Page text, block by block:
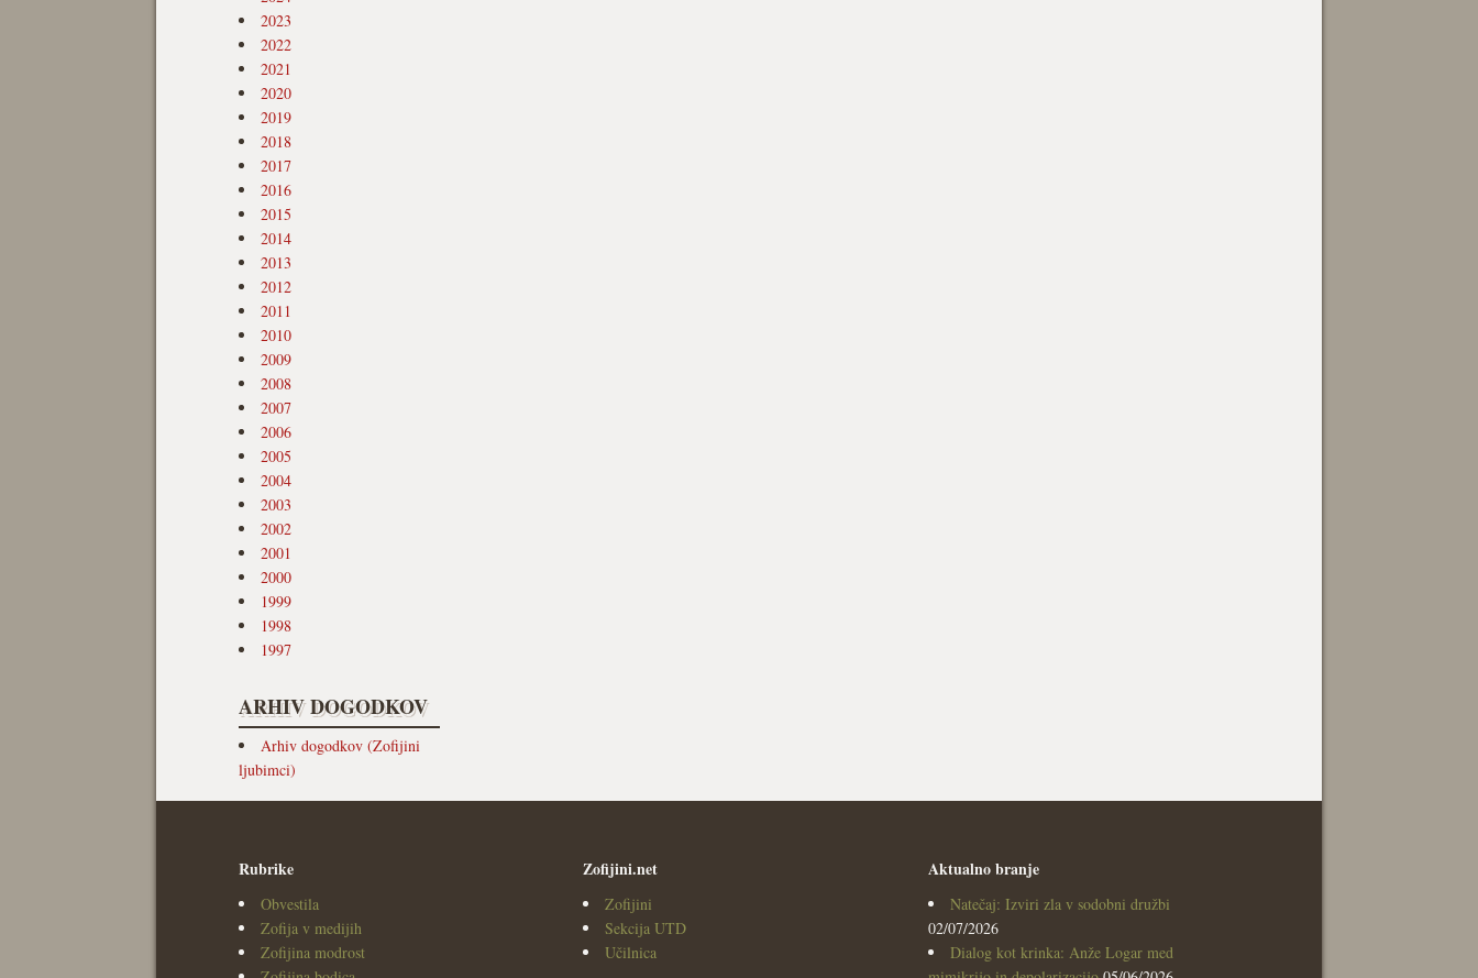
2023
2022
2021
2020
2019
2018
2017
2016
2015
2014
2013
2012
2011
2010
2009
2008
2007
2006
2005
2004
2003
2002
2001
2000
1999
1998
1997
ARHIV DOGODKOV
Arhiv dogodkov (Zofijini
ljubimci)
Rubrike
Obvestila
Zofija v medijih
Zofijina modrost
Zofijini.net
Zofijini
Sekcija UTD
Učilnica
Aktualno branje
Natečaj: Izviri zla v sodobni družbi
02/07/2026
Dialog kot krinka: Anže Logar med